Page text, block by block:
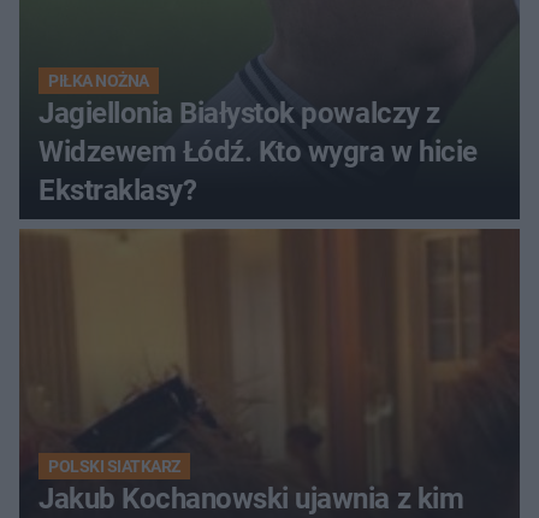
PIŁKA NOŻNA
Jagiellonia Białystok powalczy z
Widzewem Łódź. Kto wygra w hicie
Ekstraklasy?
POLSKI SIATKARZ
Jakub Kochanowski ujawnia z kim